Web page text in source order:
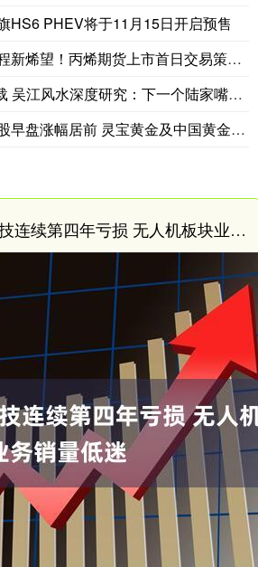
HS6 PHEV将于11月15日开启预售
望！丙烯期货上市首日交易策略，速览！
江风水深度研究：下一个陆家嘴中轴？
涨幅居前 灵宝黄金及中国黄金国际均涨近
嘉正网官网 永悦科技连续第四年亏损 无人机板块业务销量低迷